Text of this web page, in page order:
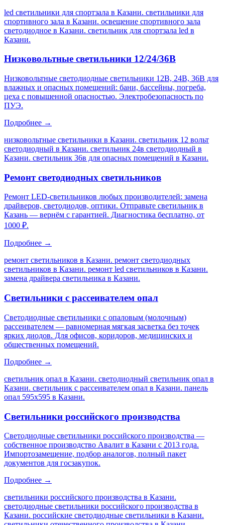
led светильники для спортзала в Казани. светильники для
спортивного зала в Казани. освещение спортивного зала
светодиодное в Казани. светильник для спортзала led в
Казани.
Низковольтные светильники 12/24/36В
Низковольтные светодиодные светильники 12В, 24В, 36В для
влажных и опасных помещений: бани, бассейны, погреба,
цеха с повышенной опасностью. Электробезопасность по
ПУЭ.
Подробнее →
низковольтные светильники в Казани. светильник 12 вольт
светодиодный в Казани. светильник 24в светодиодный в
Казани. светильник 36в для опасных помещений в Казани.
Ремонт светодиодных светильников
Ремонт LED-светильников любых производителей: замена
драйверов, светодиодов, оптики. Отправьте светильник в
Казань — вернём с гарантией. Диагностика бесплатно, от
1000 ₽.
Подробнее →
ремонт светильников в Казани. ремонт светодиодных
светильников в Казани. ремонт led светильников в Казани.
замена драйвера светильника в Казани.
Светильники с рассеивателем опал
Светодиодные светильники с опаловым (молочным)
рассеивателем — равномерная мягкая засветка без точек
ярких диодов. Для офисов, коридоров, медицинских и
общественных помещений.
Подробнее →
светильник опал в Казани. светодиодный светильник опал в
Казани. светильник с рассеивателем опал в Казани. панель
опал 595х595 в Казани.
Светильники российского производства
Светодиодные светильники российского производства —
собственное производство Авалит в Казани с 2013 года.
Импортозамещение, подбор аналогов, полный пакет
документов для госзакупок.
Подробнее →
светильники российского производства в Казани.
светодиодные светильники российского производства в
Казани. российские светодиодные светильники в Казани.